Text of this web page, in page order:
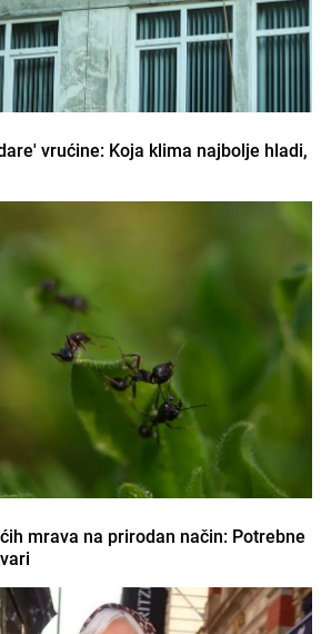
vrućine: Koja klima najbolje hladi,
mrava na prirodan način: Potrebne